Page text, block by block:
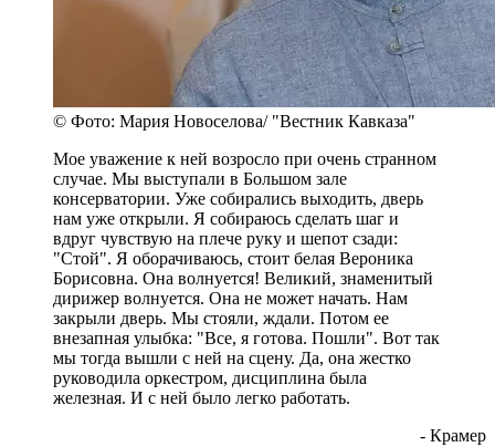
© Фото: Мария Новоселова/ "Вестник Кавказа"
Мое уважение к ней возросло при очень странном
случае. Мы выступали в Большом зале
консерватории. Уже собирались выходить, дверь
нам уже открыли. Я собираюсь сделать шаг и
вдруг чувствую на плече руку и шепот сзади:
"Стой". Я оборачиваюсь, стоит белая Вероника
Борисовна. Она волнуется! Великий, знаменитый
дирижер волнуется. Она не может начать. Нам
закрыли дверь. Мы стояли, ждали. Потом ее
внезапная улыбка: "Все, я готова. Пошли". Вот так
мы тогда вышли с ней на сцену. Да, она жестко
руководила оркестром, дисциплина была
железная. И с ней было легко работать.
- Крамер